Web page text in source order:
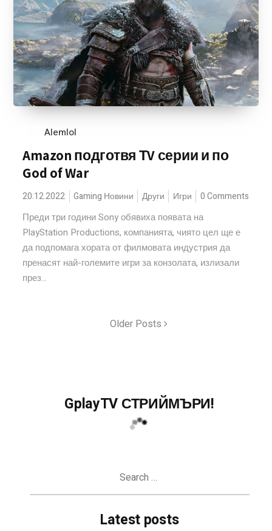
Alemlol
Amazon подготвя ТV серии и по
God of War
20.12.2022 Gaming Новини Други Игри 0 Comments
Преди три години Sony обявиха появата на
PlayStation Productions, компанията, чиято цел ще е
да подпомага хората от филмовата индустрия да
пренасят най-големите игри за конзолата, излизали
през...
Older Posts
GplayTV СТРИЙМЪРИ!
Latest posts